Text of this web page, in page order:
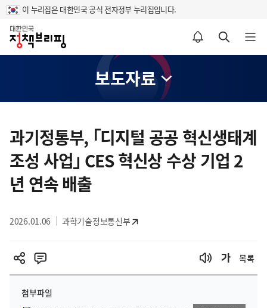
이 누리집은 대한민국 공식 전자정부 누리집입니다.
홈
알림설정 바로가기 검색 바로가기 메뉴 열기
보도자료
텐
츠
영
역
과기정통부, ｢디지털 공공 혁신생태계
조성 사업｣ CES 혁신상 수상 기업 2
년 연속 배출
2026.01.06 과학기술정보통신부
목록
첨부파일